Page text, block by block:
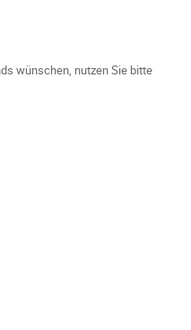
wünschen, nutzen Sie bitte